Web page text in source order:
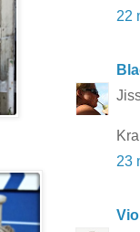
22
23